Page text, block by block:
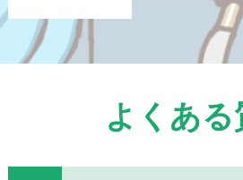
よくある